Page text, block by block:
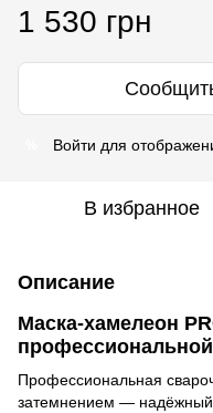
1 530 грн
Войти для
В избранное
Описание
Маска-хамелеон
Профессиональная
затемнением —